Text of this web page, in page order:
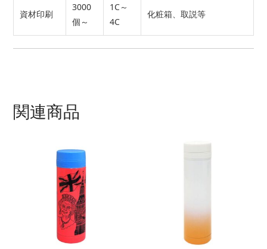
資材印刷
3000
個～
1C～
4C
化粧箱、取説等
関連商品